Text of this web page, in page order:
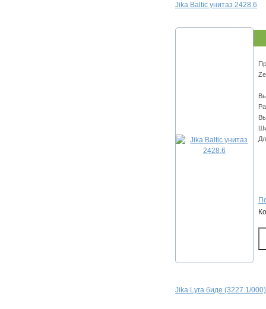
Jika Baltic унитаз 2428.6
Jika Lyra биде (3227.1/000)